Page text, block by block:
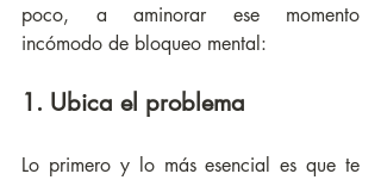
poco, a aminorar ese momento
incómodo de bloqueo mental:
1. Ubica el problema
Lo primero y lo más esencial es que te